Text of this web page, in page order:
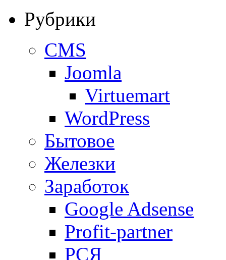
Рубрики
CMS
Joomla
Virtuemart
WordPress
Бытовое
Железки
Заработок
Google Adsense
Profit-partner
РСЯ